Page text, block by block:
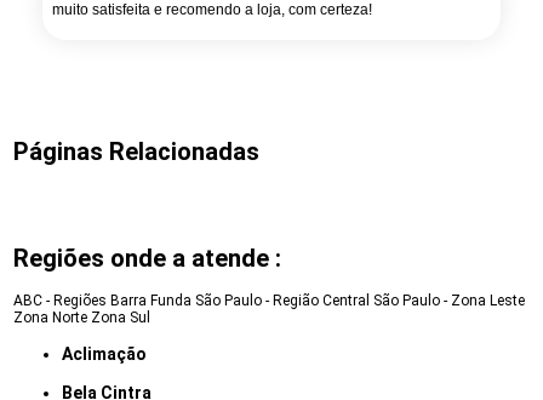
muito satisfeita e recomendo a loja, com certeza!
Páginas Relacionadas
Regiões onde a atende :
ABC - Regiões Barra Funda São Paulo - Região Central São Paulo - Zona Leste
Zona Norte Zona Sul
Aclimação
Bela Cintra